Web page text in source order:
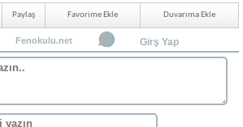
Paylaş Favorime Ekle Duvarıma Ekle
Fenokulu.net Girş Yap